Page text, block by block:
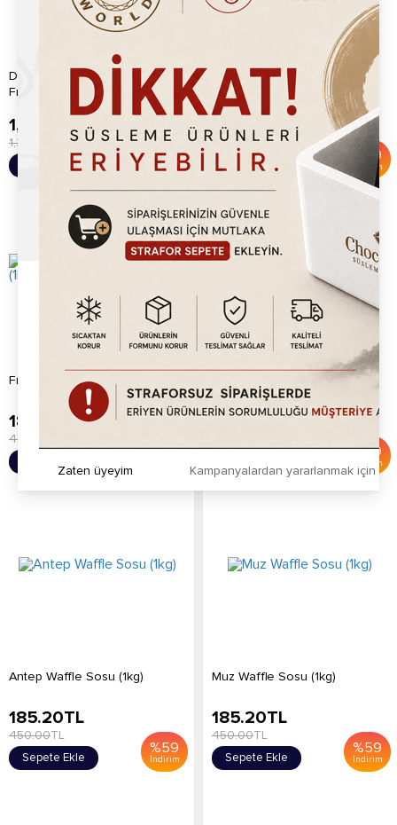
Dubai Çikolatası (%30) Antep
Fıstık Kreması (1kg)
%6
İndirim
1,125.00TL
1,200.00 TL
Sepete Ekle
Karamel Waffle Sosu (1kg)
% 59
İndirim
185.20 TL
450.00TL
Sepete Ekle
Frambuaz Waffle Sosu (1kg)
%59
185.20 TL
450.00
Çilek Waffle Sosu (1kg)
%59
İndirim
185.20TL
Antep Waffle Sosu (1kg)
%59
İndirim
185.20TL
450.00TL
Sepete Ekle
Muz Waffle Sosu (1kg)
%59
İndirim
185.20TL
450.00TL
Sepete Ekle
Kampanyalardan yararlanmak için
Zaten üyeyim